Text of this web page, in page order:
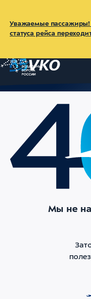
Уважаемые пассажиры!
статуса рейса
Мы не